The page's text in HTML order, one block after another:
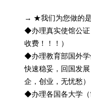
→ ★我们为您做的是
◆办理真实使馆公证
收费！！！）
◆办理教育部国外学
快速稳妥，回国发
企，创业，无忧愁
◆办理各国各大学（